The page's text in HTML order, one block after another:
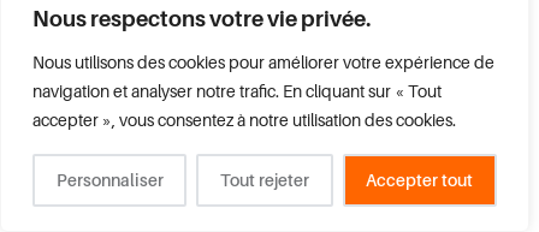
Nous respectons votre vie privée.
Nous utilisons des cookies pour améliorer votre expérience de
navigation et analyser notre trafic. En cliquant sur « Tout
accepter », vous consentez à notre utilisation des cookies.
Personnaliser Tout rejeter Accepter tout
Une autre situation où l’on voit ceci par exemple, si un
paiement est dû le 1
du mois mais n’est payé que le 12
du mois, les intérêts seraient calculés en intérêt simple
comme suit : (solde * taux du jour * 12/31) + (solde * taux
du jour * 19/31) pour cette période seulement. Bien qu’il
soit historiquement compréhensible et que la différence
entre les deux méthodes soit assez petite, nous trouvons
ce changement soudain de méthode maladroit et difficile
à justifier à l’ère de l’informatique. La méthode du taux
effectif, quant à elle, continuerait de calculer les intérêts